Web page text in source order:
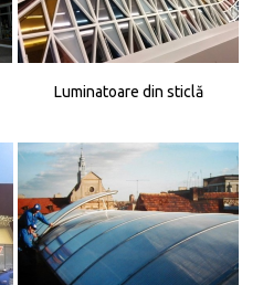
Luminatoare din sticlă